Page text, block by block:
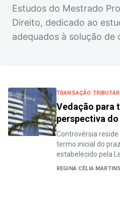
Estudos do Mestrado
Direito, dedicado ao
adequados à solução de
TRANSAÇÃO
Vedação para
perspectiva
Controvérsia
termo inicial do
estabelecido pela
REGINA CÉLIA